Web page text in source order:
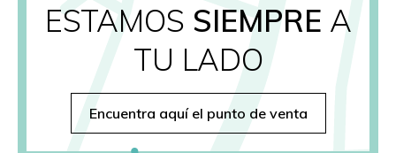
ESTAMOS SIEMPRE A
TU LADO
Encuentra aquí el punto de venta